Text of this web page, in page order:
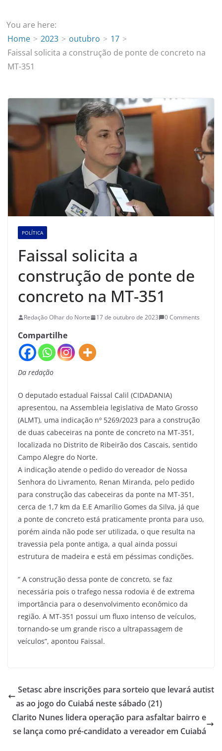
You are here:
Home
2023 outubro
17
Faissal solicita a construção de ponte de concreto na
MT-351
POLÍTICA
Faissal solicita a
construção de ponte de
concreto na MT-351
Redação Olhar do Norte 17 de outubro de 2023 0 Comments
Compartilhe
Da redação
O deputado estadual Faissal Calil (CIDADANIA)
apresentou, na Assembleia legislativa de Mato Grosso
(ALMT), uma indicação nº 5269/2023 para a construção
de duas cabeceiras na ponte de concreto na MT-351,
localizada no Distrito de Ribeirão dos Cascais, sentido
Campo Alegre do Norte.
A indicação atende o pedido do vereador de Nossa
Senhora do Livramento, Renan Miranda, pelo pedido
para construção das cabeceiras da ponte na MT-351,
cerca de 1,7 km da E.E Amarílio Gomes da Silva, já que
a ponte de concreto está praticamente pronta para uso,
porém ainda não pode ser utilizada, o que resulta na
travessia pela ponte antiga, a qual ainda possui
estrutura de madeira e está em péssimas condições.
“ A construção dessa ponte de concreto, se faz
necessária pois o trafego nessa rodovia é de extrema
importância para o desenvolvimento econômico da
região. A MT-351 possui um fluxo intenso de veículos,
tornando-se um grande risco a ultrapassagem de
veículos”, apontou Faissal.
Setasc abre inscrições para sorteio que levará autist
as ao jogo do Cuiabá neste sábado (21)
Clarito Nunes lidera operação para asfaltar bairro e
se lança como pré-candidato a vereador em Cuiabá